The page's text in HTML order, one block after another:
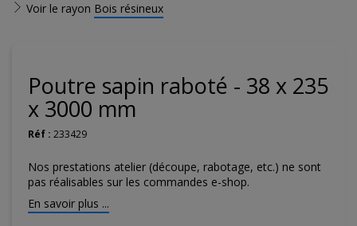
Voir le rayon Bois résineux
Poutre sapin raboté - 38 x 235
x 3000 mm
Réf : 233429
Nos prestations atelier (découpe, rabotage, etc.) ne sont
pas réalisables sur les commandes e-shop.
En savoir plus ...